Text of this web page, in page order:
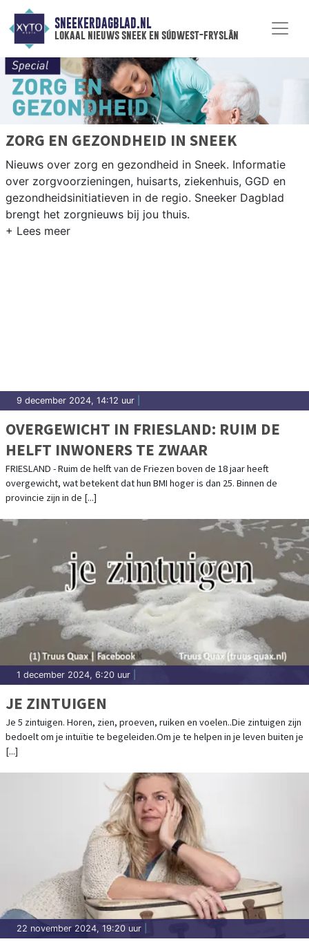
SNEEKERDAGBLAD.NL
lokaal nieuws sneek en súdwest-fryslân
ZORG EN GEZONDHEID IN SNEEK
Nieuws over zorg en gezondheid in Sneek. Informatie
over zorgvoorzieningen, huisarts, ziekenhuis, GGD en
gezondheidsinitiatieven in de regio. Sneeker Dagblad
brengt het zorgnieuws bij jou thuis.
9 december 2024, 14:12 uur
OVERGEWICHT IN FRIESLAND: RUIM DE
HELFT INWONERS TE ZWAAR
FRIESLAND - Ruim de helft van de Friezen boven de 18 jaar heeft
overgewicht, wat betekent dat hun BMI hoger is dan 25. Binnen de
provincie zijn in de [...]
1 december 2024, 6:20 uur
JE ZINTUIGEN
Je 5 zintuigen. Horen, zien, proeven, ruiken en voelen..Die zintuigen zijn
bedoelt om je intuïtie te begeleiden.Om je te helpen in je leven buiten je
[...]
22 november 2024, 19:20 uur